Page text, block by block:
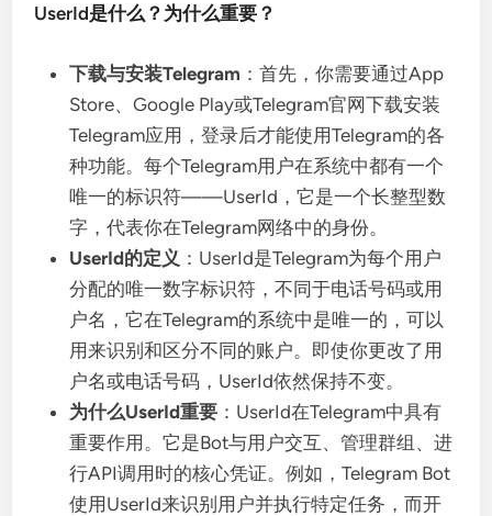
UserId是什么？为什么重要？
下载与安装Telegram ：首先，你需要通过App
Store、Google Play或Telegram官网下载安装
Telegram应用，登录后才能使用Telegram的各
种功能。每个Telegram用户在系统中都有一个
唯一的标识符——UserId，它是一个长整型数
字，代表你在Telegram网络中的身份。
UserId的定义 ：UserId是Telegram为每个用户
分配的唯一数字标识符，不同于电话号码或用
户名，它在Telegram的系统中是唯一的，可以
用来识别和区分不同的账户。即使你更改了用
户名或电话号码，UserId依然保持不变。
为什么UserId重要 ：UserId在Telegram中具有
重要作用。它是Bot与用户交互、管理群组、进
行API调用时的核心凭证。例如，Telegram Bot
使用UserId来识别用户并执行特定任务，而开